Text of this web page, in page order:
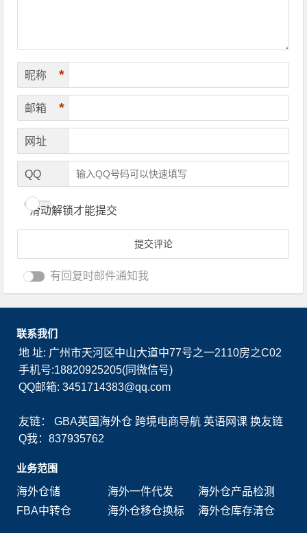
昵称 *
邮箱 *
网址
QQ
滑动解锁才能提交
有回复时邮件通知我
联系我们
地 址: 广州市天河区中山大道中77号之一2110房之C02
手机号:18820925205(同微信号)
QQ邮箱: 3451714383@qq.com
友链：GBA英国海外仓 跨境电商导航 英语网课 换友链
Q我：837935762
业务范围
海外仓储
海外一件代发
海外仓产品检测
FBA中转仓
海外仓移仓换标 海外仓库存清仓